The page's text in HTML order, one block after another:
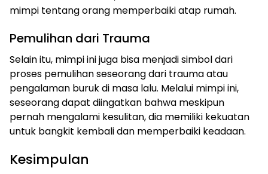
mimpi tentang orang memperbaiki atap rumah.
Pemulihan dari Trauma
Selain itu, mimpi ini juga bisa menjadi simbol dari
proses pemulihan seseorang dari trauma atau
pengalaman buruk di masa lalu. Melalui mimpi ini,
seseorang dapat diingatkan bahwa meskipun
pernah mengalami kesulitan, dia memiliki kekuatan
untuk bangkit kembali dan memperbaiki keadaan.
Kesimpulan